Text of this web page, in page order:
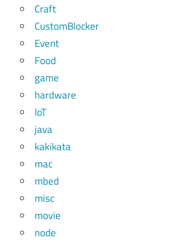
Craft
CustomBlocker
Event
Food
game
hardware
IoT
java
kakikata
mac
mbed
misc
movie
node